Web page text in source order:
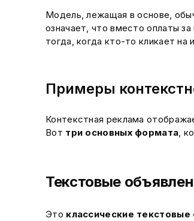
Модель, лежащая в основе,
означает, что вместо оплаты
тогда, когда кто-то кликает на
Примеры
Контекстная реклама
Вот три основных формата,
Текстовые
Это классические